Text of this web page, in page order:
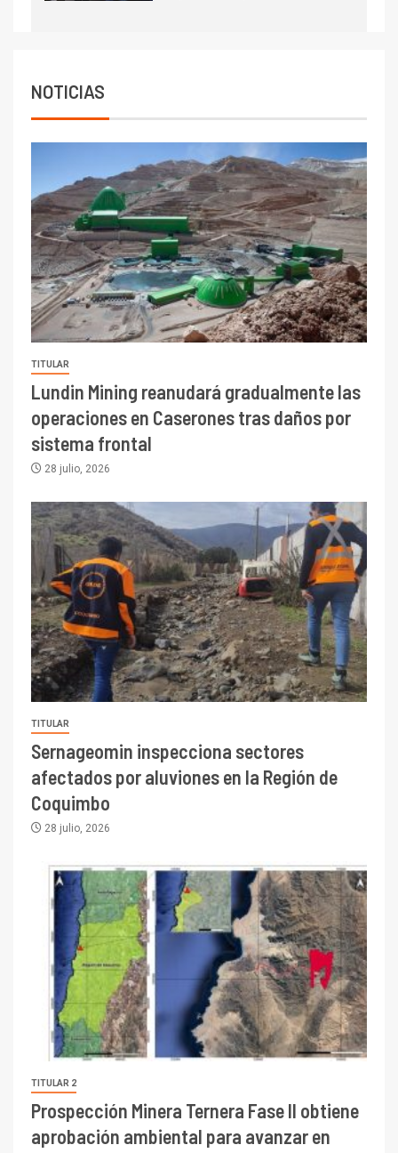
NOTICIAS
TITULAR
Lundin Mining reanudará gradualmente las
operaciones en Caserones tras daños por
sistema frontal
28 julio, 2026
TITULAR
Sernageomin inspecciona sectores
afectados por aluviones en la Región de
Coquimbo
28 julio, 2026
TITULAR 2
Prospección Minera Ternera Fase II obtiene
aprobación ambiental para avanzar en